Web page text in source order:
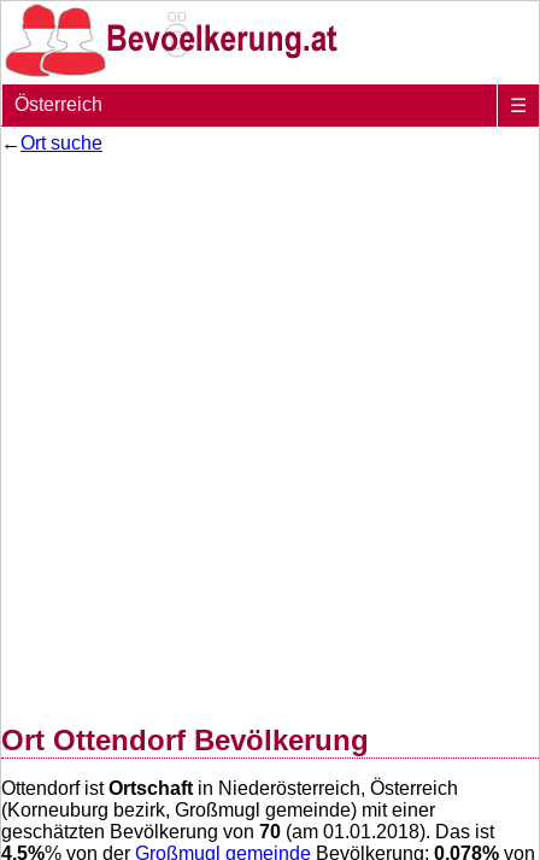
Österreich
☰
←Ort suche
Ort Ottendorf Bevölkerung
Ottendorf istOrtschaft in Niederösterreich, Österreich
(Korneuburg bezirk, Großmugl gemeinde) mit einer
geschätzten Bevölkerung von 70 (am 01.01.2018). Das ist
4,5%% von der Großmugl gemeinde Bevölkerung; 0,078% von